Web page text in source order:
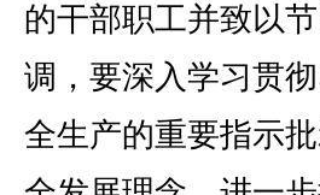
的干部职工并致以
调，要深入学习贯
全生产的重要指示